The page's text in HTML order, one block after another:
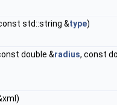
std::string &type)
double &radius, const